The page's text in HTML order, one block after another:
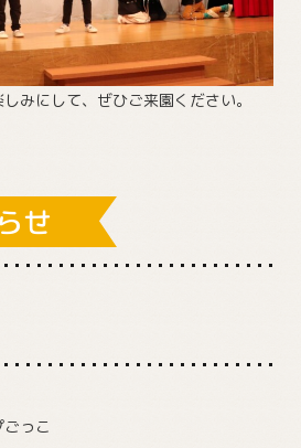
みにして、ぜひご来園ください。
せ
っこ